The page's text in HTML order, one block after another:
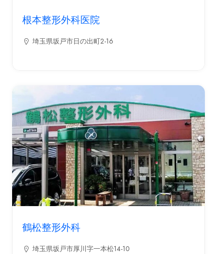
根本整形外科医院
埼玉県坂戸市日の出町2-16
鶴松整形外科
埼玉県坂戸市厚川字一本松14-10